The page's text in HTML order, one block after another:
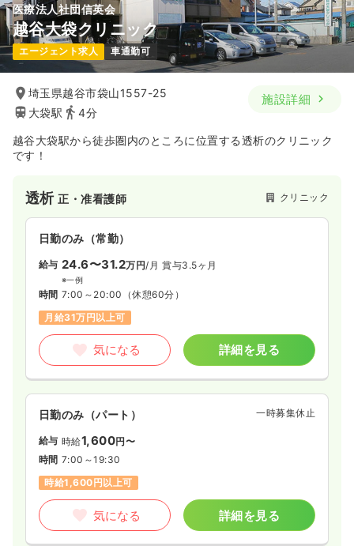
日勤のみ（パート） 一時募集休止
給与 時給2,000〜3,000円
時間 9:00～18:00
日祝休み
担当業務未経験可
医療法人社団信英会
越谷大袋クリニック
エージェント求人 車通勤可
埼玉県越谷市袋山1557-25
大袋駅
4分
施設詳細
越谷大袋駅から徒歩圏内のところに位置する透析のクリニック
です！
透析正・准看護師 クリニック
日勤のみ（常勤）
給与 24.6〜31.2万円/月 賞与3.5ヶ月
※一例
時間 7:00～20:00 （休憩60分）
月給31万円以上可
気になる 詳細を見る
日勤のみ（パート） 一時募集休止
給与 時給1,600円〜
時間 7:00～19:30
時給1,600円以上可
気になる 詳細を見る